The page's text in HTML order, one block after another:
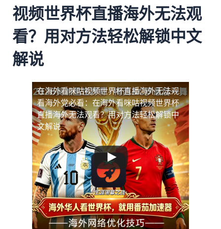
视频世界杯直播海外无法观
看？用对方法轻松解锁中文
解说
在海外看咪咕视频世界杯直播海外无法观
看海外党必看：在海外看咪咕视频世界杯
直播海外无法观看？用对方法轻松解锁中
文解说